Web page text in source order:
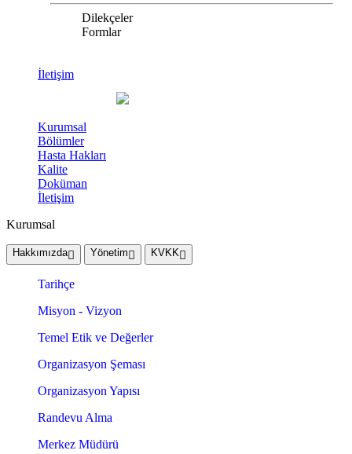
Dilekçeler
Formlar
İletişim
Kurumsal
Bölümler
Hasta Hakları
Kalite
Doküman
İletişim
Kurumsal
Hakkımızda Yönetim KVKK
Tarihçe
Misyon - Vizyon
Temel Etik ve Değerler
Organizasyon Şeması
Organizasyon Yapısı
Randevu Alma
Merkez Müdürü